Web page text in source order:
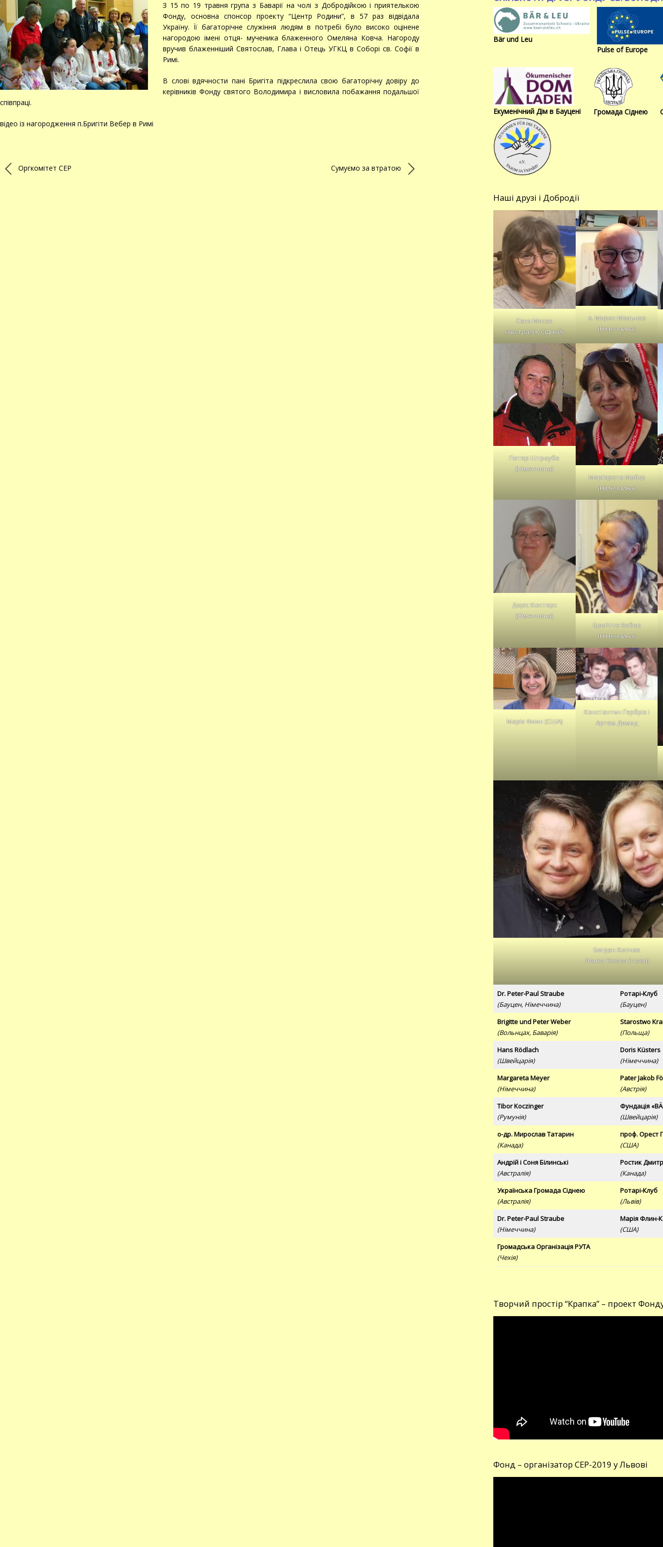
З 15 по 19 травня група з Баварії на чолі з Добродійкою і приятелькою
Фонду, основна спонсор проекту “Центр Родини”, в 57 раз відвідала
Україну. Її багаторічне служіння людям в потребі було високо оцінене
нагородою імені отця- мученика блаженного Омеляна Ковча. Нагороду
вручив блаженніший Святослав, Глава і Отець УГКЦ в Соборі св. Софії в
Римі.
В слові вдячности пані Бригіта підкреслила свою багаторічну довіру до
керівників Фонду святого Володимира і висловила побажання подальшої
співпраці.
відео із нагородження п.Бригіти Вебер в Римі
Оргкомітет CEP Сумуємо за втратою
Bär und Leu
Pulse of Europe
Екуменічний Дім в Бауцені Громада Сіднею
Наші друзі і Добродії
Соня Мисак
(Австралія, Сідней)
о. Мирон Мольчко
(Німеччина)
Петер Штраубе
(Німеччина)
Марґарета Майєр
(Німеччина)
Доріс Кюстерс
(Німеччина)
Бриґітте Вебер
(Німеччина)
Марія Флин (США)
Константин Ґербріх і
Артем Димид
Богдан Копчак
Ленка Віхова (Чехія)
Dr. Peter-Paul Straube
(Бауцен, Німеччина)
Ротарі-Клуб
(Бауцен)
Brigitte und Peter Weber
(Вольнцах, Баварія)
Starostwo
(Польща)
Hans Rödlach
(Швейцарія)
Doris Küsters
(Німеччина)
Margareta Meyer
(Німеччина)
Pater Jakob
(Австрія)
Tibor Koczinger
(Румунія)
Фундація
(Швейцарія)
о-др. Мирослав Татарин
(Канада)
проф. Орест
(США)
Андрій і Соня Білинські
(Австралія)
Ростик
(Канада)
Українська Громада Сіднею
(Австралія)
Ротарі-Клуб
(Львів)
Dr. Peter-Paul Straube
(Німеччина)
Марія Флин-
(США)
Громадська Організація РУТА
(Чехія)
Творчий простір “Крапка” – проект
Фонд – організатор СЕР-2019 у Львові